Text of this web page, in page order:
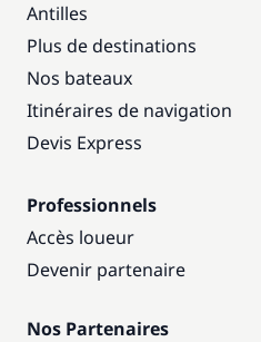
Antilles
Plus de destinations
Nos bateaux
Itinéraires de navigation
Devis Express
Professionnels
Accès loueur
Devenir partenaire
Nos Partenaires